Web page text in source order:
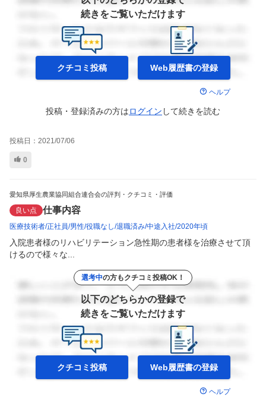
続きをご覧いただけます
クチコミ投稿 Web履歴書の登録
ヘルプ
投稿・登録済みの方はログイン して続きを読む
投稿日： 2021/07/06
0
愛知県厚生農業協同組合連合会の評判・クチコミ・評価
良い点 仕事内容
医療技術者 正社員 男性 役職なし 退職済み 中途入社 2020年頃
入院患者様のリハビリテーション急性期の患者様を治療させて頂
けるので様々な...
選考中の方もクチコミ投稿OK！
以下のどちらかの登録で
続きをご覧いただけます
クチコミ投稿 Web履歴書の登録
ヘルプ